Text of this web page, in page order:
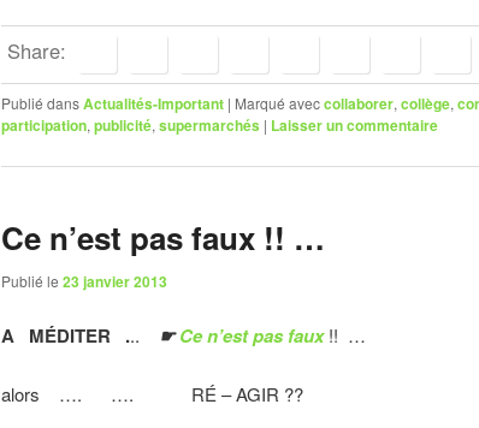
Share:
Publié dansActualités-Important | Marqué aveccollaborer,collège,
participation,publicité,supermarchés | Laisser un commentaire
Ce n’est pas faux !! …
Publié le 23 janvier 2013
A MÉDITER ... ☛Ce n’est pas faux !! …
alors …. …. RÉ – AGIR ??